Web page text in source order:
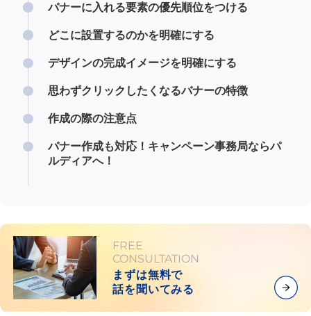
バナーに入れる要素の優先順位をつける
どこに設置するのかを明確にする
デザインの完成イメージを明確にする
思わずクリックしたくなるバナーの特徴
作成の際の注意点
バナー作成も対応！キャンペーン事務局ならパ
ルディアへ！
FREE
CONSULTATION
まずは無料で
話を聞いてみる